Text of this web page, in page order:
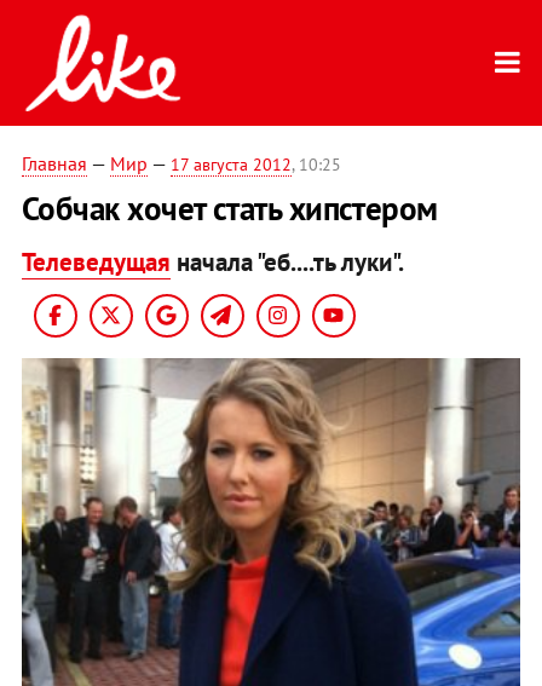
Главная — Мир — 17 августа 2012, 10:25
Собчак хочет стать хипстером
Телеведущая начала "еб....ть луки".